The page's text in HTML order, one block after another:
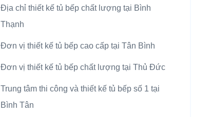
Địa chỉ thiết kế tủ bếp chất lượng tại Bình
Thạnh
Đơn vị thiết kế tủ bếp cao cấp tại Tân Bình
Đơn vị thiết kế tủ bếp chất lượng tại Thủ Đức
Trung tâm thi công và thiết kế tủ bếp số 1 tại
Bình Tân